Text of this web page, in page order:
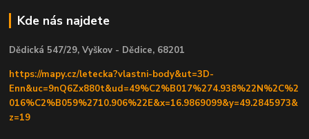
Kde nás najdete
Dědická 547/29, Vyškov - Dědice, 68201
https://mapy.cz/letecka?vlastni-body&ut=3D-
Enn&uc=9nQ6Zx880t&ud=49%C2%B017%274.938%22N%2C%2
016%C2%B059%2710.906%22E&x=16.9869099&y=49.2845973&
z=19